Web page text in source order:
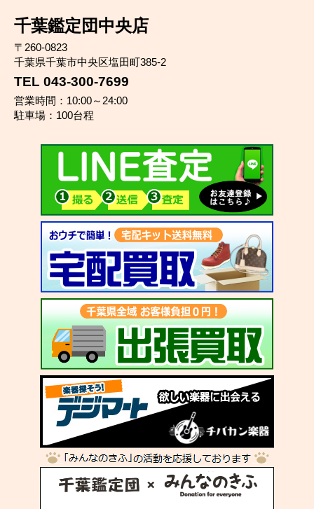
千葉鑑定団中央店
〒260-0823
千葉県千葉市中央区塩田町385-2
TEL 043-300-7699
営業時間：10:00～24:00
駐車場：100台程